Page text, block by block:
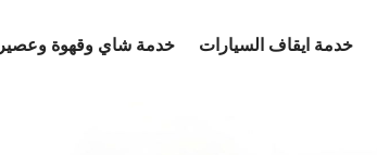
خدمة ايقاف السيارات خدمة شاي وقهوة